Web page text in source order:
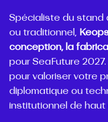
Spécialiste du stand
ou traditionnel,
conception, la
pour SeaFuture
pour valoriser votre
diplomatique ou
institutionnel de haut